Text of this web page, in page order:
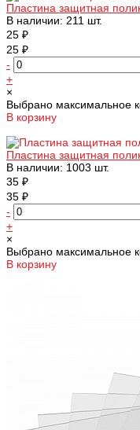
Пластина защитная
В наличии: 211 шт.
25 ₽
25 ₽
-
+
×
Выбрано максимальное
В корзину
Пластина защитная
В наличии: 1003 шт.
35 ₽
35 ₽
-
+
×
Выбрано максимальное
В корзину